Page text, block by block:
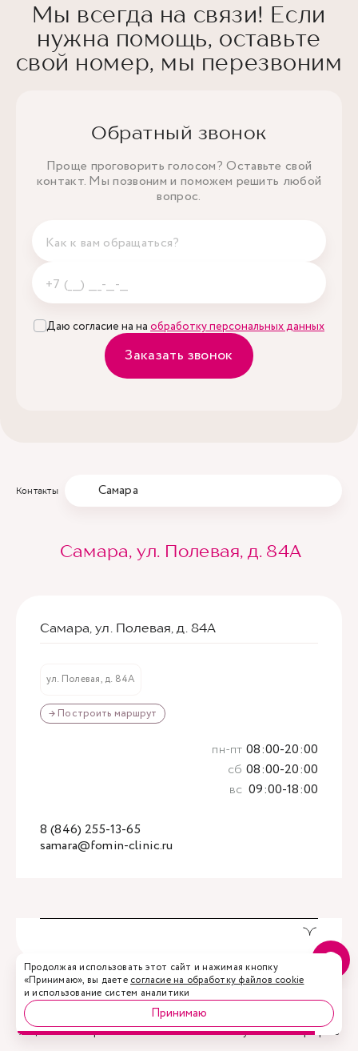
Мы всегда на связи! Если
нужна помощь, оставьте
свой номер, мы перезвоним
Обратный звонок
Проще проговорить голосом? Оставьте свой
контакт. Мы позвоним и поможем решить любой
вопрос.
Даю согласие на на обработку персональных данных
Заказать звонок
Контакты Самара
Самара, ул. Полевая, д. 84А
Самара, ул. Полевая, д. 84А
ул. Полевая, д. 84А
→ Построить маршрут
samara@fomin-clinic.ru
8 (846) 255-13-65
пн-пт 08:00-20:00
сб 08:00-20:00
вс 09:00-18:00
Акции Врачи Запись Услуги Профиль